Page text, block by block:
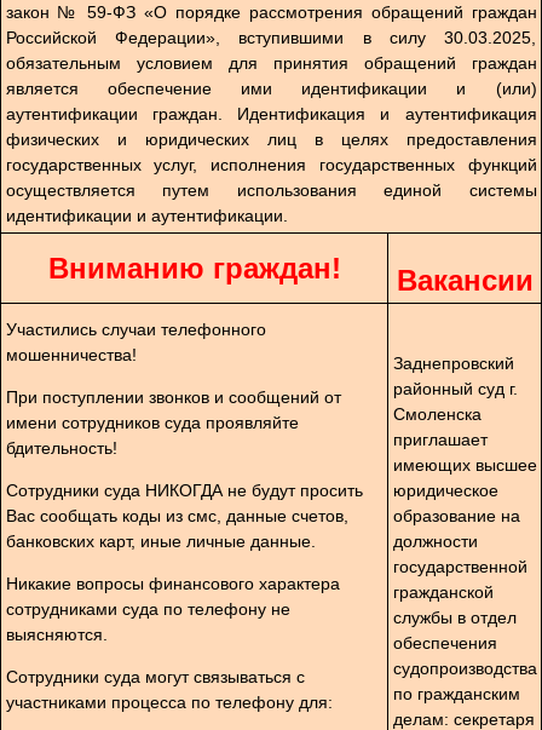
закон № 59-ФЗ «О порядке рассмотрения обращений граждан
Российской Федерации», вступившими в силу 30.03.2025,
обязательным условием для принятия обращений граждан
является обеспечение ими идентификации и (или)
аутентификации граждан. Идентификация и аутентификация
физических и юридических лиц в целях предоставления
государственных услуг, исполнения государственных функций
осуществляется путем использования единой системы
идентификации и аутентификации.
Вниманию граждан! Вакансии
Участились случаи телефонного
мошенничества!
При поступлении звонков и сообщений от
имени сотрудников суда проявляйте
бдительность!
Сотрудники суда НИКОГДА не будут просить
Вас сообщать коды из смс, данные счетов,
банковских карт, иные личные данные.
Никакие вопросы финансового характера
сотрудниками суда по телефону не
выясняются.
Сотрудники суда могут связываться с
участниками процесса по телефону для:
Заднепровский
районный суд г.
Смоленска
приглашает
имеющих высшее
юридическое
образование на
должности
государственной
гражданской
службы в отдел
обеспечения
судопроизводства
по гражданским
делам: секретаря